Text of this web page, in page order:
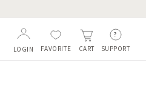
SUPPORT
CART
FAVORITE
LOGIN